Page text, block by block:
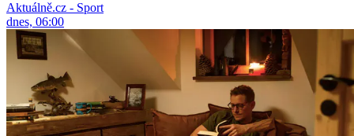
Aktuálně.cz - Sport
dnes, 06:00